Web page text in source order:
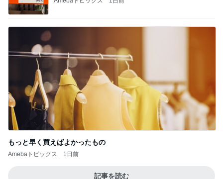
もっと早く買えばよかったもの
Amebaトピックス 1日前
記事を読む
Amebaトピックス 1日前